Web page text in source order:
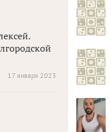
17 января 2023